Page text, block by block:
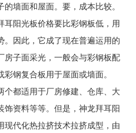
墙面和屋面。要，成本比较。
阳光板价格要比彩钢板低，用
。因此，它成了现在普遍运用的
房子面采光，一般会与彩钢板配
钢复合板用于屋面或墙面。
个都适用于厂房修建、仓库、大
饰资料等等。但是，神龙拜耳阳
现代化热拉挤技术拉挤成型，由